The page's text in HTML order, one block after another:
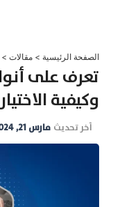
الصفحة الرئيسية > مقالات >
تعرف على
وكيفية
آخر تحديث مارس 21, 2024